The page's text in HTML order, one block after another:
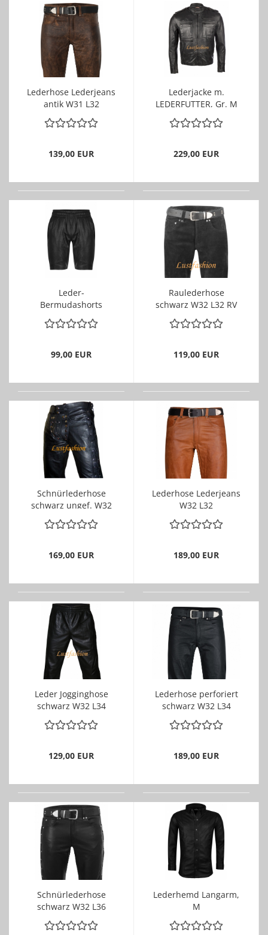
Lederhose Lederjeans
antik W31 L32
139,00 EUR
Lederjacke m.
LEDERFUTTER, Gr. M
229,00 EUR
Leder-
Bermudashorts
schwarz W32
99,00 EUR
Raulederhose
schwarz W32 L32 RV
119,00 EUR
Schnürlederhose
schwarz ungef. W32
L32
169,00 EUR
Lederhose Lederjeans
W32 L32
LEDERFUTTER, RV
189,00 EUR
Leder Jogginghose
schwarz W32 L34
129,00 EUR
Lederhose perforiert
schwarz W32 L34
Lederfutter
189,00 EUR
Schnürlederhose
schwarz W32 L36
Lederhemd Langarm,
M